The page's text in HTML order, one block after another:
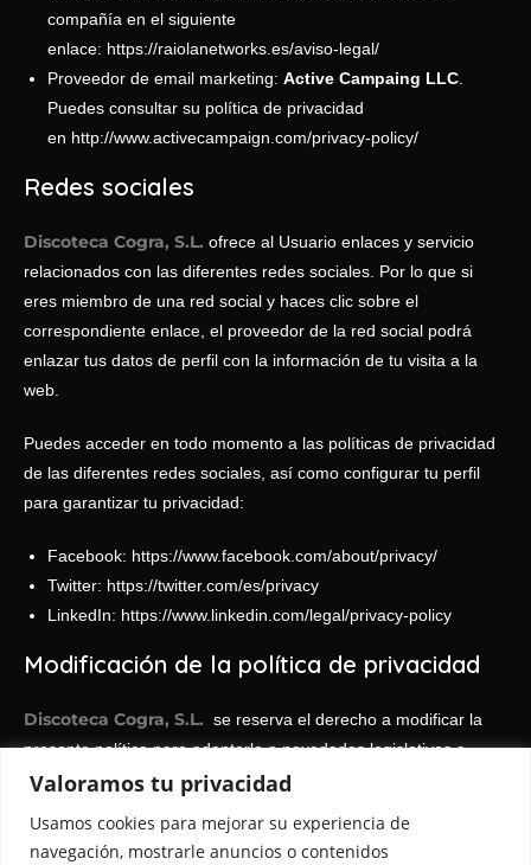
Valoramos tu privacidad
Usamos cookies para mejorar su experiencia de
navegación, mostrarle anuncios o contenidos
compañía en el siguiente
enlace: https://raiolanetworks.es/aviso-legal/
Proveedor de email marketing: Active Campaing LLC
Puedes consultar su política de privacidad
en http://www.activecampaign.com/privacy-policy/
Redes sociales
Discoteca Cogra, S.L. ofrece al Usuario enlaces y servicio
relacionados con las diferentes redes sociales. Por lo que si
eres miembro de una red social y haces clic sobre el
correspondiente enlace, el proveedor de la red social podrá
enlazar tus datos de perfil con la información de tu visita a la
web.
Puedes acceder en todo momento a las políticas de privacidad
de las diferentes redes sociales, así como configurar tu perfil
para garantizar tu privacidad:
Facebook: https://www.facebook.com/about/privacy/
Twitter: https://twitter.com/es/privacy
LinkedIn: https://www.linkedin.com/legal/privacy-policy
Modificación de la política de privacidad
Discoteca Cogra, S.L. se reserva el derecho a modificar la
presente política para adaptarla a novedades legislativas o
jurisprudenciales así como a prácticas de la industria. En dichos
introducidos con razonable antelación a su puesta en práctica.